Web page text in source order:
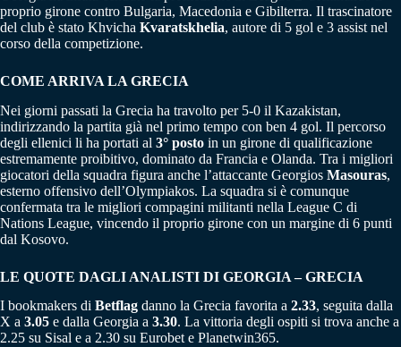
proprio girone contro Bulgaria, Macedonia e Gibilterra. Il trascinatore
del club è stato Khvicha Kvaratskhelia, autore di 5 gol e 3 assist nel
corso della competizione.
COME ARRIVA LA GRECIA
Nei giorni passati la Grecia ha travolto per 5-0 il Kazakistan,
indirizzando la partita già nel primo tempo con ben 4 gol. Il percorso
degli ellenici li ha portati al 3° posto in un girone di qualificazione
estremamente proibitivo, dominato da Francia e Olanda. Tra i migliori
giocatori della squadra figura anche l’attaccante Georgios Masouras,
esterno offensivo dell’Olympiakos. La squadra si è comunque
confermata tra le migliori compagini militanti nella League C di
Nations League, vincendo il proprio girone con un margine di 6 punti
dal Kosovo.
LE QUOTE DAGLI ANALISTI DI GEORGIA – GRECIA
I bookmakers di Betflag danno la Grecia favorita a 2.33, seguita dalla
X a 3.05 e dalla Georgia a 3.30. La vittoria degli ospiti si trova anche a
2.25 su Sisal e a 2.30 su Eurobet e Planetwin365.